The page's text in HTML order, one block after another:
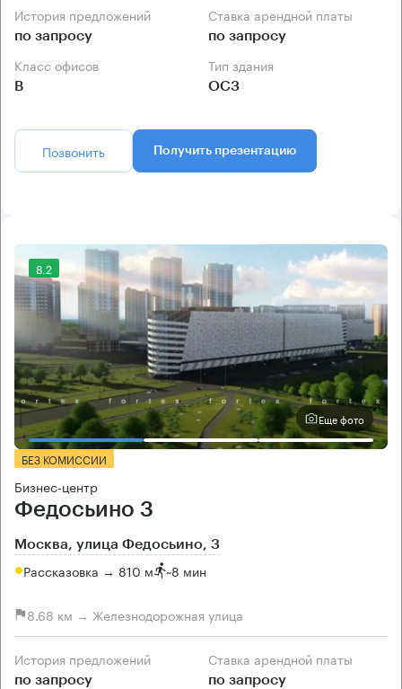
История предложений
по запросу
Ставка арендной платы
по запросу
Класс офисов
B
Тип здания
ОСЗ
Позвонить Получить презентацию
8.2
Еще фото
БЕЗ КОМИССИИ
Бизнес-центр
Федосьино 3
Москва, улица Федосьино, 3
Рассказовка → 810 м ~8 мин
8.68 км → Железнодорожная улица
История предложений
по запросу
Ставка арендной платы
по запросу